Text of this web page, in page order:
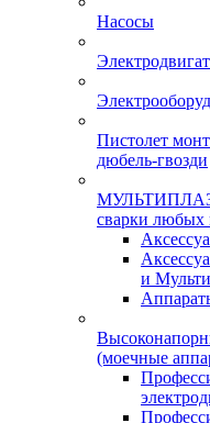
Насосы
Пистолет
дюбель-гвозди
МУЛЬТИПЛАЗ -
сварки любых
и
(моечные